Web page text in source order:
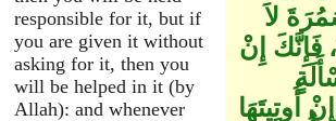
responsible for it, but if
you are given it without
asking for it, then you
will be helped in it (by
Allah): and whenever
لاَ
فَإِنَّكَ إِنْ
أُوتِيتَهَا